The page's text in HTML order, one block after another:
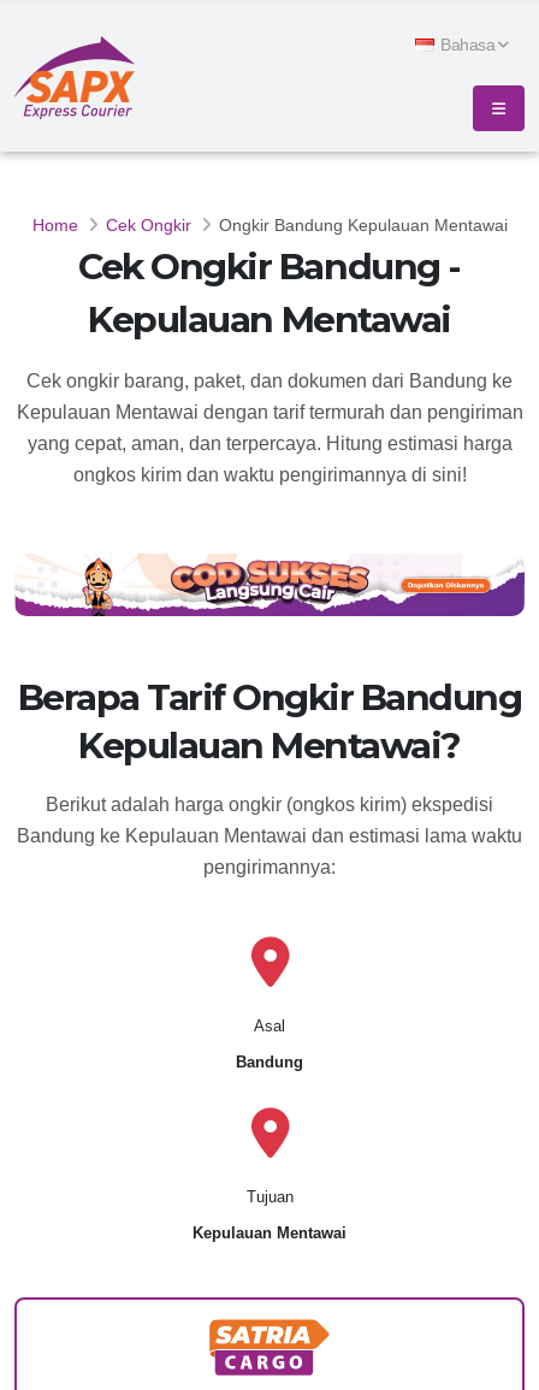
Bahasa
Home Cek Ongkir Ongkir Bandung Kepulauan Mentawai
Cek Ongkir Bandung -
Kepulauan Mentawai
Cek ongkir barang, paket, dan dokumen dari Bandung ke
Kepulauan Mentawai dengan tarif termurah dan pengiriman
yang cepat, aman, dan terpercaya. Hitung estimasi harga
ongkos kirim dan waktu pengirimannya di sini!
Berapa Tarif Ongkir Bandung
Kepulauan Mentawai?
Berikut adalah harga ongkir (ongkos kirim) ekspedisi
Bandung ke Kepulauan Mentawai dan estimasi lama waktu
pengirimannya:
Asal
Bandung
Tujuan
Kepulauan Mentawai